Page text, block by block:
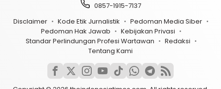
0857-1915-7137
Disclaimer
Kode Etik Jurnalistik
Pedoman Media Siber
Pedoman Hak Jawab
Kebijakan Privasi
Standar Perlindungan Profesi Wartawan
Redaksi
Tentang Kami